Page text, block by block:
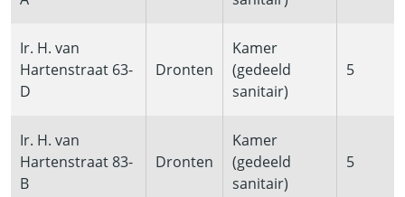
Ir. H. van
Hartenstraat 63-
D
Dronten
Kamer
(gedeeld
sanitair)
5
Ir. H. van
Hartenstraat 83-
B
Dronten
Kamer
(gedeeld
sanitair)
5